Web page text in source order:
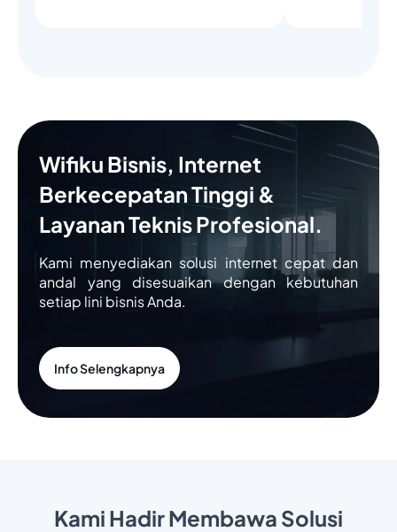
Wifiku Bisnis, Internet
Berkecepatan Tinggi &
Layanan Teknis Profesional.
Kami menyediakan solusi internet cepat dan
andal yang disesuaikan dengan kebutuhan
setiap lini bisnis Anda.
Info Selengkapnya
Kami Hadir Membawa Solusi